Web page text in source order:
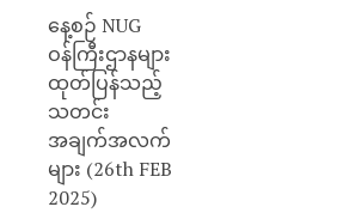
နေ့စဉ် NUG
ဝန်ကြီးဌာနများ
ထုတ်ပြန်သည့်
သတင်း
အချက်အလက်
များ (26th FEB
2025)